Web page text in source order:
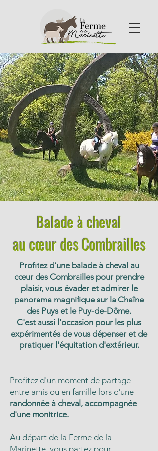
Balade à cheval
au cœur des Combrailles
Profitez d'une balade à cheval au
cœur des Combrailles pour prendre
plaisir, vous évader et admirer le
panorama magnifique sur la Chaîne
des Puys et le Puy-de-Dôme.
C'est aussi l'occasion pour les plus
expérimentés de vous dépenser et de
pratiquer l'équitation d'extérieur.
Profitez d'un moment de partage
entre amis ou en famille lors d'une
randonnée à cheval, accompagnée
d'une monitrice.
Au départ de la Ferme de la
Marinette, vous partez pour